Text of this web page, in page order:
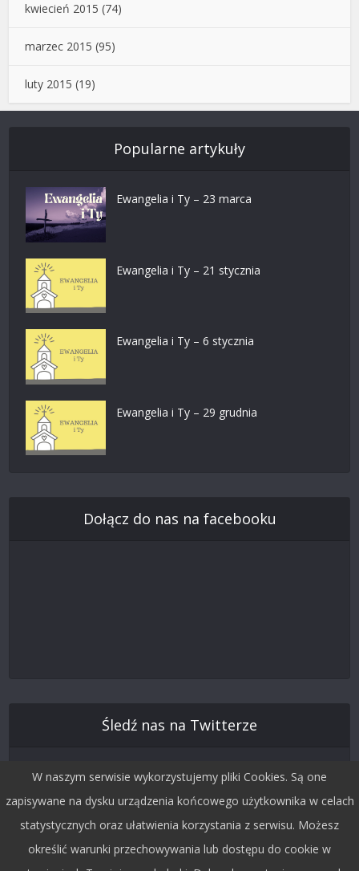
kwiecień 2015 (74)
marzec 2015 (95)
luty 2015 (19)
Popularne artykuły
Ewangelia i Ty – 23 marca
Ewangelia i Ty – 21 stycznia
Ewangelia i Ty – 6 stycznia
Ewangelia i Ty – 29 grudnia
Dołącz do nas na facebooku
Śledź nas na Twitterze
W naszym serwisie wykorzystujemy pliki Cookies. Są one
zapisywane na dysku urządzenia końcowego użytkownika w celach
statystycznych oraz ułatwienia korzystania z serwisu. Możesz
określić warunki przechowywania lub dostępu do cookie w